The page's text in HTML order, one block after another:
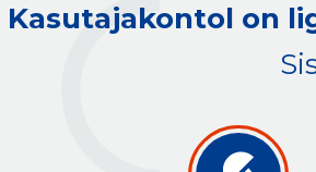
Kasutajakontol on